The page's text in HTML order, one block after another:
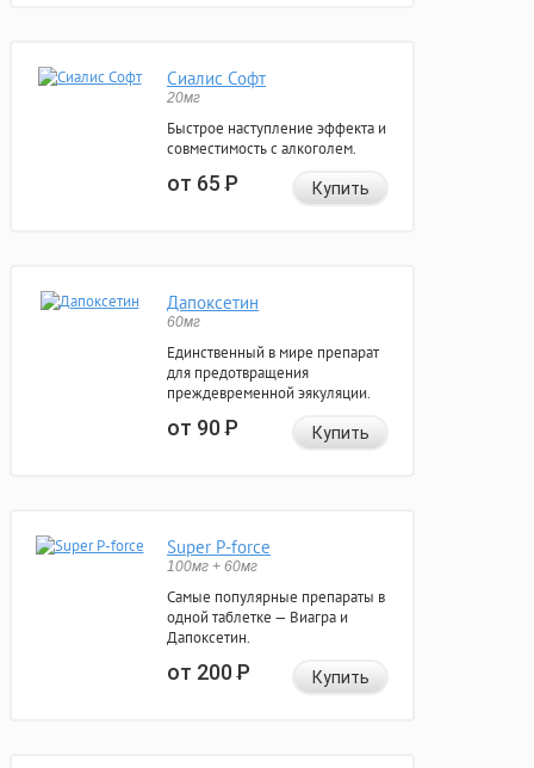
Сиалис Софт
20мг
Быстрое наступление эффекта и
совместимость с алкоголем.
от 65Р Купить
Дапоксетин
60мг
Единственный в мире препарат
для предотвращения
преждевременной эякуляции.
от 90Р Купить
Super P-force
100мг + 60мг
Самые популярные препараты в
одной таблетке — Виагра и
Дапоксетин.
от 200Р Купить